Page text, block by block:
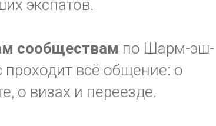
экспатов.
сообществам по Шарм-эш-
всё общение: о
о визах и переезде.